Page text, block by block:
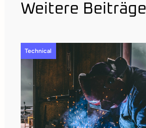
Weitere Beiträge
Technical